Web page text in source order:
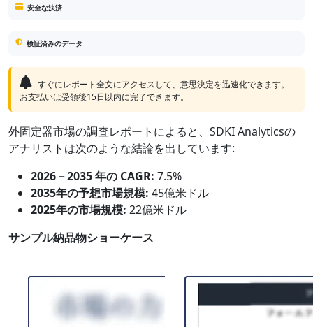
安全な決済
検証済みのデータ
すぐにレポート全文にアクセスして、意思決定を迅速化できます。
お支払いは受領後15日以内に完了できます。
外固定器市場の調査レポートによると、SDKI Analyticsの
アナリストは次のような結論を出しています:
2026－2035 年の CAGR: 7.5%
2035年の予想市場規模: 45億米ドル
2025年の市場規模: 22億米ドル
サンプル納品物ショーケース